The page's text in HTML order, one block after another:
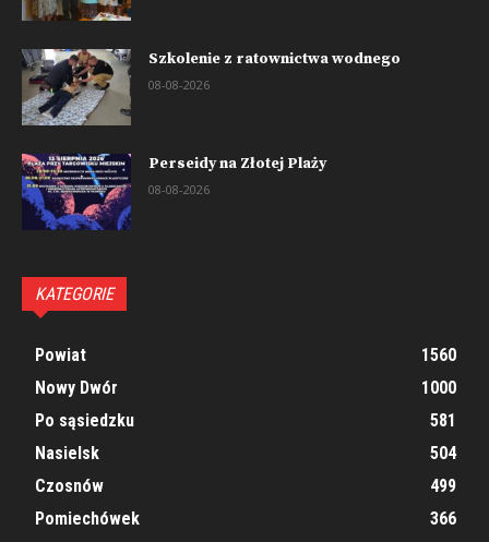
Szkolenie z ratownictwa wodnego
08-08-2026
Perseidy na Złotej Plaży
08-08-2026
KATEGORIE
Powiat
1560
Nowy Dwór
1000
Po sąsiedzku
581
Nasielsk
504
Czosnów
499
Pomiechówek
366